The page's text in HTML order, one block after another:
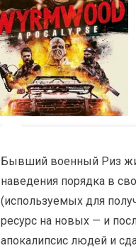
Бывший военный Риз
наведения порядка в
(используемых для
ресурс на новых — и
апокалипсис людей и